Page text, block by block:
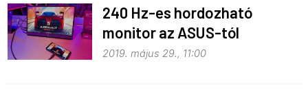
240 Hz-es hordozható
monitor az ASUS-tól
2019. május 29., 11:00